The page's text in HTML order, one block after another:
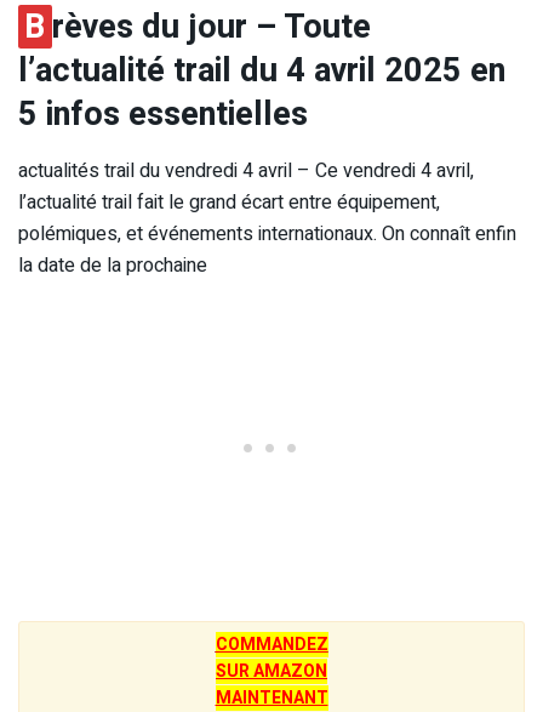
B rèves du jour – Toute
l’actualité trail du 4 avril 2025 en
5 infos essentielles
actualités trail du vendredi 4 avril – Ce vendredi 4 avril,
l’actualité trail fait le grand écart entre équipement,
polémiques, et événements internationaux. On connaît enfin
la date de la prochaine
COMMANDEZ
SUR AMAZON
MAINTENANT